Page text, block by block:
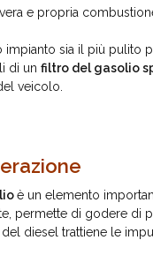
e propria
sia il più pulito
di unfiltro del gasolio
veicolo.
è un elemento
permette di godere di
diesel trattiene le